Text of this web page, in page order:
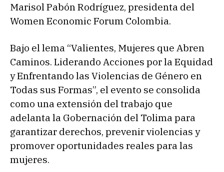
Marisol Pabón Rodríguez, presidenta del
Women Economic Forum Colombia.
Bajo el lema “Valientes, Mujeres que Abren
Caminos. Liderando Acciones por la Equidad
y Enfrentando las Violencias de Género en
Todas sus Formas”, el evento se consolida
como una extensión del trabajo que
adelanta la Gobernación del Tolima para
garantizar derechos, prevenir violencias y
promover oportunidades reales para las
mujeres.